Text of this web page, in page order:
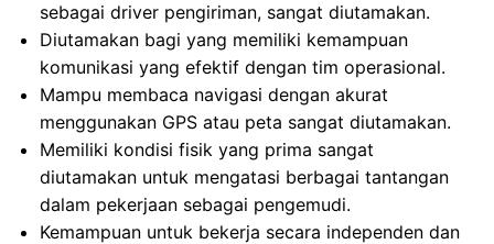
sebagai driver pengiriman, sangat diutamakan.
Diutamakan bagi yang memiliki kemampuan
komunikasi yang efektif dengan tim operasional.
Mampu membaca navigasi dengan akurat
menggunakan GPS atau peta sangat diutamakan.
Memiliki kondisi fisik yang prima sangat
diutamakan untuk mengatasi berbagai tantangan
dalam pekerjaan sebagai pengemudi.
Kemampuan untuk bekerja secara independen dan